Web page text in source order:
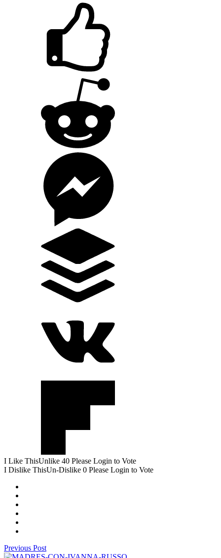
I Like ThisUnlike 40 Please Login to Vote
I Dislike ThisUn-Dislike 0 Please Login to Vote
Previous Post